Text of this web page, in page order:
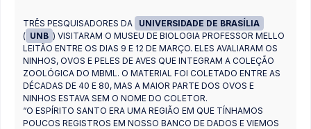
TRÊS PESQUISADORES DA
UNIVERSIDADE DE BRASÍLIA
( UNB ) VISITARAM O MUSEU DE BIOLOGIA PROFESSOR MELLO
LEITÃO ENTRE OS DIAS 9 E 12 DE MARÇO. ELES AVALIARAM OS
NINHOS, OVOS E PELES DE AVES QUE INTEGRAM A COLEÇÃO
ZOOLÓGICA DO MBML. O MATERIAL FOI COLETADO ENTRE AS
DÉCADAS DE 40 E 80, MAS A MAIOR PARTE DOS OVOS E
NINHOS ESTAVA SEM O NOME DO COLETOR.
“O ESPÍRITO SANTO ERA UMA REGIÃO EM QUE TÍNHAMOS
POUCOS REGISTROS EM NOSSO BANCO DE DADOS E VIEMOS